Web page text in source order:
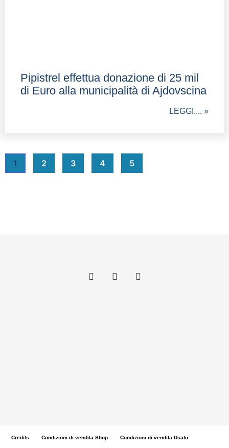
Pipistrel effettua donazione di 25 mil
di Euro alla municipalità di Ajdovscina
LEGGI.... »
1 2 3 4 5
Credits Condizioni di vendita Shop Condizioni di vendita Usato